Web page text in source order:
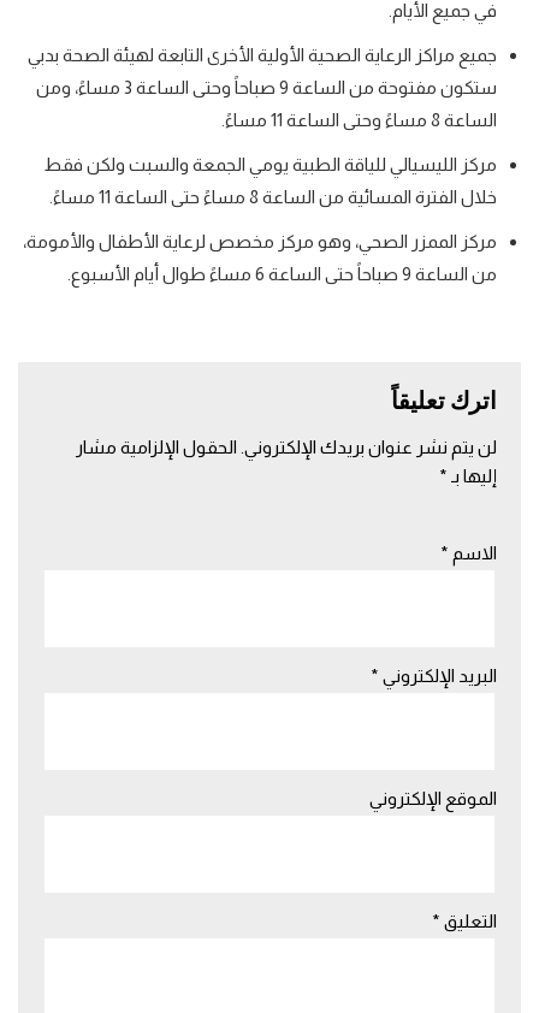
في جميع الأيام.
جميع مراكز الرعاية الصحية الأولية الأخرى التابعة لهيئة الصحة بدبي
ستكون مفتوحة من الساعة 9 صباحاً وحتى الساعة 3 مساءً، ومن
الساعة 8 مساءً وحتى الساعة 11 مساءً.
مركز الليسيالي للياقة الطبية يومي الجمعة والسبت ولكن فقط
خلال الفترة المسائية من الساعة 8 مساءً حتى الساعة 11 مساءً.
مركز الممزر الصحي، وهو مركز مخصص لرعاية الأطفال والأمومة،
من الساعة 9 صباحاً حتى الساعة 6 مساءً طوال أيام الأسبوع.
اترك تعليقاً
لن يتم نشر عنوان بريدك الإلكتروني. الحقول الإلزامية مشار
إليها بـ *
الاسم *
البريد الإلكتروني *
الموقع الإلكتروني
التعليق *